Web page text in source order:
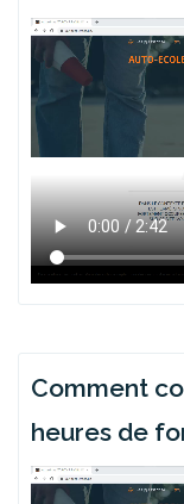
Comment
heures de